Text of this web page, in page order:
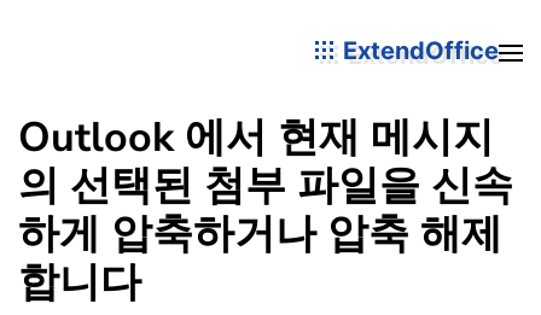
ExtendOffice
Outlook 에서 현재 메시지
의 선택된 첨부 파일을 신속
하게 압축하거나 압축 해제
합니다